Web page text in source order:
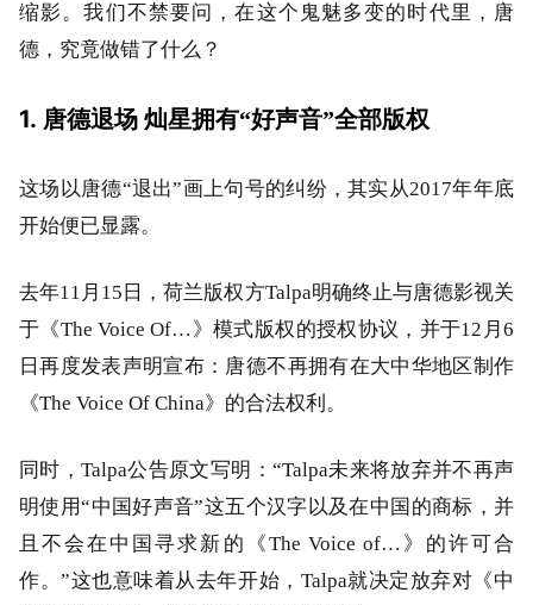
缩影。我们不禁要问，在这个鬼魅多变的时代里，唐
德，究竟做错了什么？
1. 唐德退场 灿星拥有“好声音”全部版权
这场以唐德“退出”画上句号的纠纷，其实从2017年年底
开始便已显露。
去年11月15日，荷兰版权方Talpa明确终止与唐德影视关
于《The Voice Of…》模式版权的授权协议，并于12月6
日再度发表声明宣布：唐德不再拥有在大中华地区制作
《The Voice Of China》的合法权利。
同时，Talpa公告原文写明：“Talpa未来将放弃并不再声
明使用“中国好声音”这五个汉字以及在中国的商标，并
且不会在中国寻求新的《The Voice of…》的许可合
作。”这也意味着从去年开始，Talpa就决定放弃对《中